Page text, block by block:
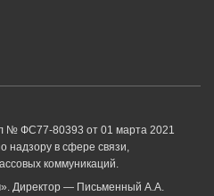
№ ФС77-80393 от 01 марта 2021
надзору в сфере связи,
коммуникаций.
Директор — Письменный А.А.